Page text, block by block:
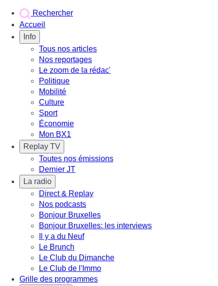
Rechercher
Accueil
Info
Tous nos articles
Nos reportages
Le zoom de la rédac'
Politique
Mobilité
Culture
Sport
Économie
Mon BX1
Replay TV
Toutes nos émissions
Dernier JT
La radio
Direct & Replay
Nos podcasts
Bonjour Bruxelles
Bonjour Bruxelles: les interviews
Il y a du Neuf
Le Brunch
Le Club du Dimanche
Le Club de l'Immo
Grille des programmes